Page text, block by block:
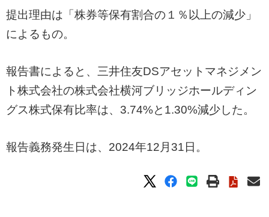
提出理由は「株券等保有割合の１％以上の減少」
によるもの。
報告書によると、三井住友DSアセットマネジメン
ト株式会社の株式会社横河ブリッジホールディン
グス株式保有比率は、3.74%と1.30%減少した。
報告義務発生日は、2024年12月31日。